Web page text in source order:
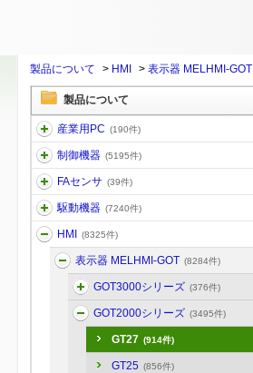
製品について > HMI > 表示器 MELHMI-GOT
製品について
産業用PC (190件)
制御機器 (5195件)
FAセンサ (39件)
駆動機器 (7240件)
HMI (8325件)
表示器 MELHMI-GOT (8284件)
GOT3000シリーズ (376件)
GOT2000シリーズ (3495件)
GT27 (914件)
GT25 (856件)